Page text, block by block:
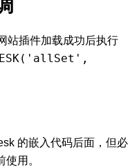
站插件加载成功后执行
的嵌入代码后面，但必
用。